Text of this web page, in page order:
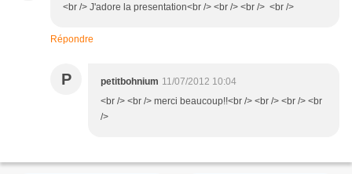
<br /> J'adore la presentation<br /> <br /> <br /> <br />
Répondre
P petitbohnium 11/07/2012 10:04
<br /> <br /> merci beaucoup!!<br /> <br /> <br /> <br
/>